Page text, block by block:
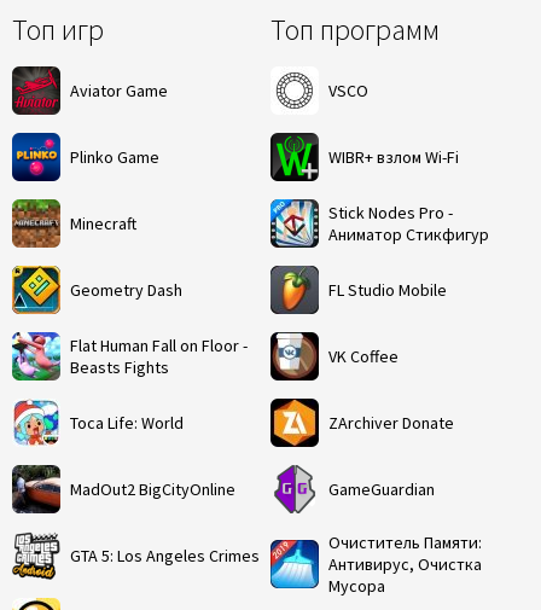
Топ игр
Aviator Game
Plinko Game
Minecraft
Geometry Dash
Flat Human Fall on Floor -
Beasts Fights
Toca Life: World
MadOut2 BigCityOnline
GTA 5: Los Angeles Crimes
Топ программ
VSCO
WIBR+ взлом Wi-Fi
Stick Nodes Pro -
Аниматор Стикфигур
FL Studio Mobile
VK Coffee
ZArchiver Donate
GameGuardian
Очиститель Памяти:
Антивирус, Очистка
Мусора